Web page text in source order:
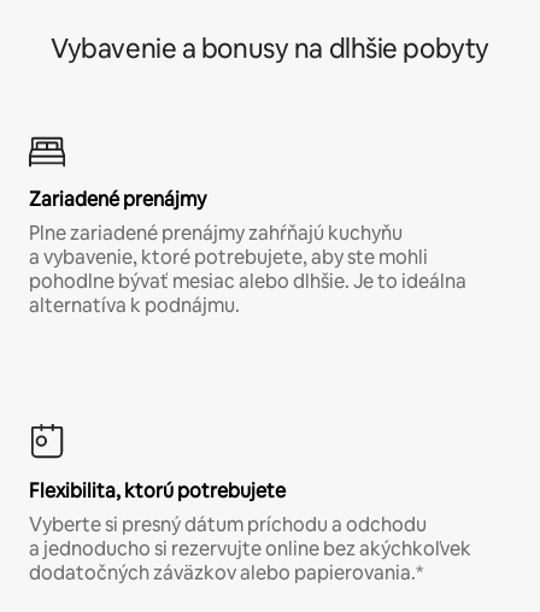
Vybavenie a bonusy na dlhšie pobyty
Zariadené prenájmy
Plne zariadené prenájmy zahŕňajú kuchyňu
a vybavenie, ktoré potrebujete, aby ste mohli
pohodlne bývať mesiac alebo dlhšie. Je to ideálna
alternatíva k podnájmu.
Flexibilita, ktorú potrebujete
Vyberte si presný dátum príchodu a odchodu
a jednoducho si rezervujte online bez akýchkoľvek
dodatočných záväzkov alebo papierovania.*